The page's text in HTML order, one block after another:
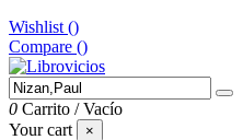
Wishlist ()
Compare ()
0 Carrito /Vacío
Your cart
×